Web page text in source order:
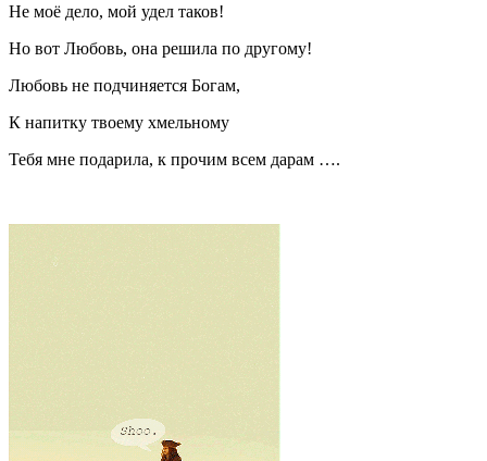
Не моё дело, мой удел таков!
Но вот Любовь, она решила по другому!
Любовь не подчиняется Богам,
К напитку твоему хмельному
Тебя мне подарила, к прочим всем дарам ….